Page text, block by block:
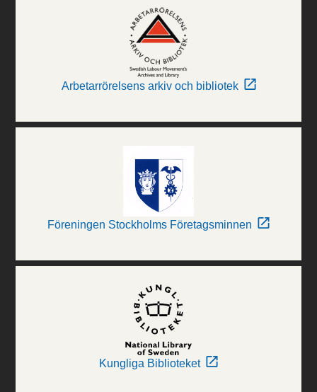
Arbetarrörelsens arkiv och bibliotek
Föreningen Stockholms Företagsminnen
Kungliga Biblioteket